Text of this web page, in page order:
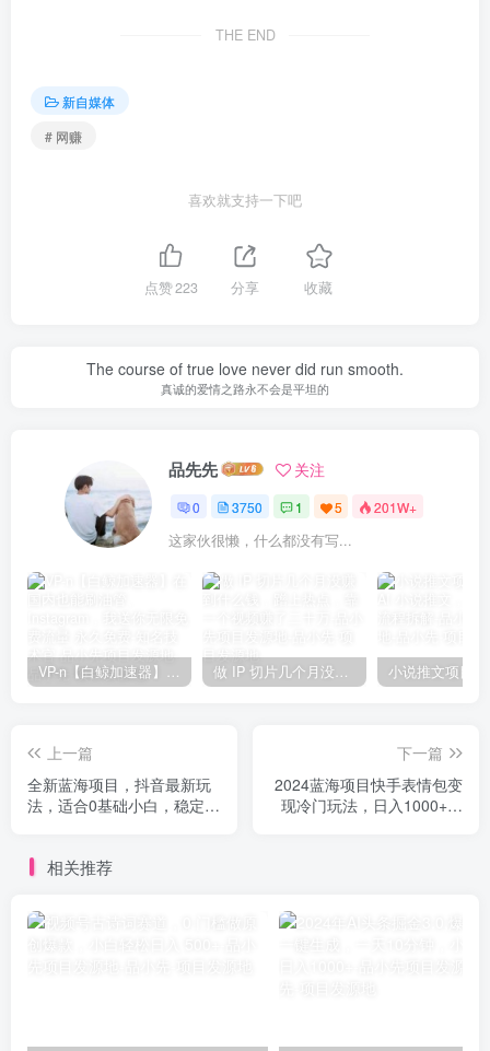
THE END
新自媒体
# 网赚
喜欢就支持一下吧
点赞223 分享 收藏
The course of true love never did run smooth.
真诚的爱情之路永不会是平坦的
品先先 关注
0 3750 1 5 201W+
这家伙很懒，什么都没有写...
VP-n【白鲸加速器】在国内也能刷油管、Instagram，我送你无限免费流量 永久免费-知名技术官-品小先项目发源地 做 IP 切片几个月没赚到什么钱，蹭上热点，靠一个视频赚了二十万-品小先项目发源地
上一篇
全新蓝海项目，抖音最新玩
法，适合0基础小白，稳定月
下一篇
2024蓝海项目快手表情包变
现冷门玩法，日入1000+，
相关推荐